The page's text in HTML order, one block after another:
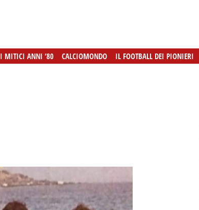
I MITICI ANNI ’80 CALCIOMONDO IL FOOTBALL DEI PIONIERI
I MITICI ANNI ’80 CALCIOMONDO IL FOOTBALL DEI PIONIERI